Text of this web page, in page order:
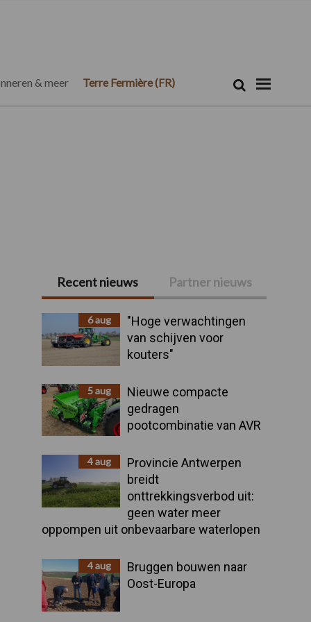
& meer Terre Fermière (FR) Zoek
Primaire
Sidebar
Recent nieuws Partner nieuws
6 aug
"Hoge verwachtingen
van schijven voor
kouters"
5 aug
Nieuwe compacte
gedragen
pootcombinatie van AVR
4 aug
Provincie Antwerpen
breidt
onttrekkingsverbod uit:
geen water meer
oppompen uit onbevaarbare waterlopen
4 aug
Bruggen bouwen naar
Oost-Europa